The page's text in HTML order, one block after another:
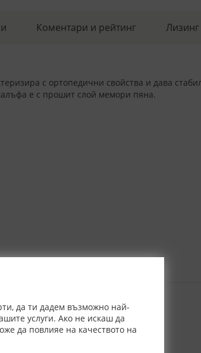
да ти дадем възможно най-
услуги. Ако не искаш да
да повлияе на качеството на
Коментари и рейтинг Лизинг
с ортопедични свойства и дава
е с прошит слой мемори пяна.